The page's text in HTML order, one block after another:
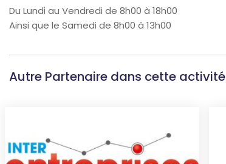
Du Lundi au Vendredi de 8h00 à 18h00
Ainsi que le Samedi de 8h00 à 13h00
Autre Partenaire dans cette activité